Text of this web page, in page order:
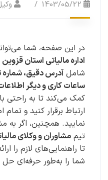
1403/05/22
در این صفحه، شما
اداره مالیاتی استان قزوین
شامل آدرس دقیق، شماره
ساعات کاری و دیگر
کمک می‌کند تا به راحتی با
ارتباط برقرار کنید و
نمایید. همچنین، اگر به
تیم مشاوران و وکلای
تا راهنمایی‌های لازم را
شما را به‌طور حرفه‌ای حل